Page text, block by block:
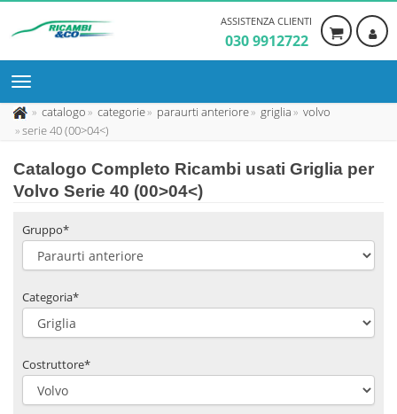
ASSISTENZA CLIENTI
030 9912722
catalogo categorie paraurti anteriore griglia
volvo
serie 40 (00>04<)
Catalogo Completo Ricambi usati Griglia per
Volvo Serie 40 (00>04<)
Gruppo*
Categoria*
Costruttore*